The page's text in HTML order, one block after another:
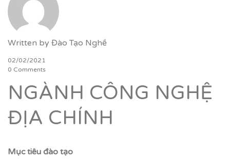
Written by Đào Tạo Nghề
02/02/2021
0 Comments
NGÀNH CÔNG NGHỆ
ĐỊA CHÍNH
Mục tiêu đào tạo